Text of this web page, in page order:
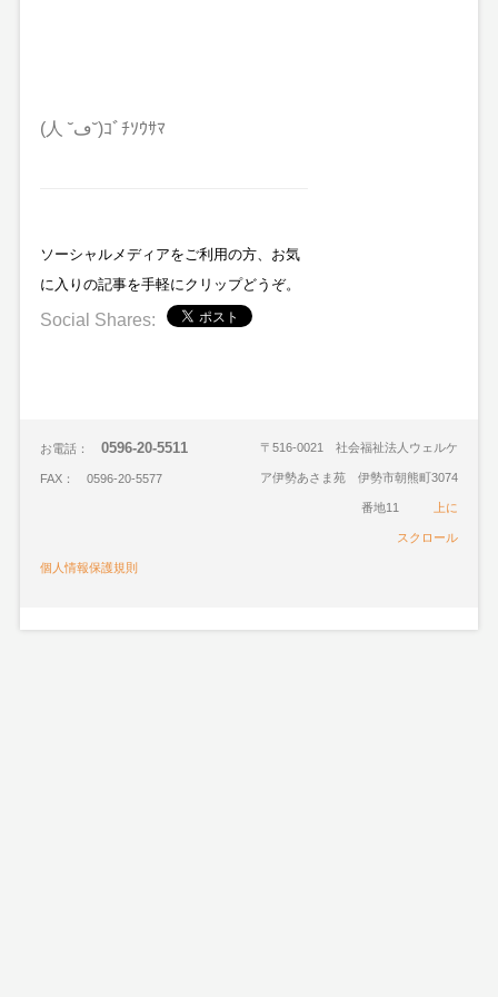
(人 ˘ڡ˘)ｺﾞﾁｿｳｻﾏ
ソーシャルメディアをご利用の方、お気
に入りの記事を手軽にクリップどうぞ。
Social Shares:
お電話：0596-20-5511
FAX： 0596-20-5577
〒516-0021 社会福祉法人ウェルケ
ア伊勢あさま苑 伊勢市朝熊町3074
番地11 上に
スクロール
個人情報保護規則